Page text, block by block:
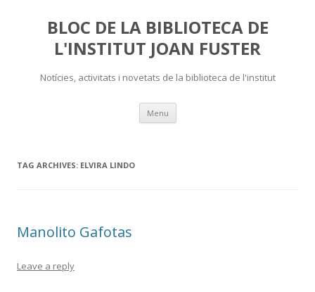
BLOC DE LA BIBLIOTECA DE
L'INSTITUT JOAN FUSTER
Notícies, activitats i novetats de la biblioteca de l'institut
Menu Skip
content
TAG ARCHIVES: ELVIRA LINDO
Manolito Gafotas
Leave a reply